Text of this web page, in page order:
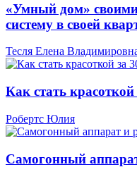
«Умный дом»
систему в своей
Тесля Елена
Как стать красоткой
Робертс Юлия
Самогонный